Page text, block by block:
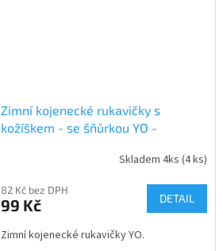
Zimní kojenecké rukavičky s
kožíškem - se šňůrkou YO -
Skladem 4ks (4 ks)
82 Kč bez DPH
99 Kč DETAIL
Zimní kojenecké rukavičky YO.